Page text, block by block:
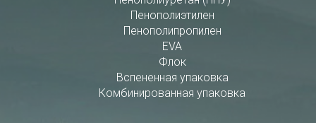
Пенополиэтилен
Пенополипропилен
EVA
Флок
Вспененная упаковка
Комбинированная упаковка